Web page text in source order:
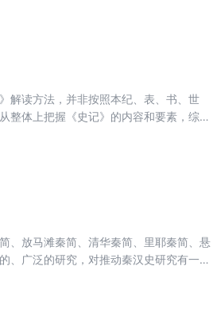
此外，作者不避讳用“汉武帝的女人们”
解读方法，并非按照本纪、表、书、世
整体上把握《史记》的内容和要素，综合
、放马滩秦简、清华秦简、里耶秦简、悬
、广泛的研究，对推动秦汉史研究有一定